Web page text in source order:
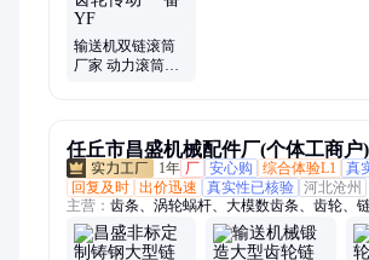
输送机双链滚筒
厂家 动力滚筒式
任丘市昌盛机械配件厂(个体工商户)
1年 厂 安心购 综合体验L1 真
回复及时 出价迅速 真实性已核验 河北沧州
主营： 齿条、涡轮蜗杆、大模数齿条、齿轮、
非标链轮、提升机链轮、手套机链轮、大节矩
传动轴类、锻造链轮、铸钢齿轮、锻造齿轮、